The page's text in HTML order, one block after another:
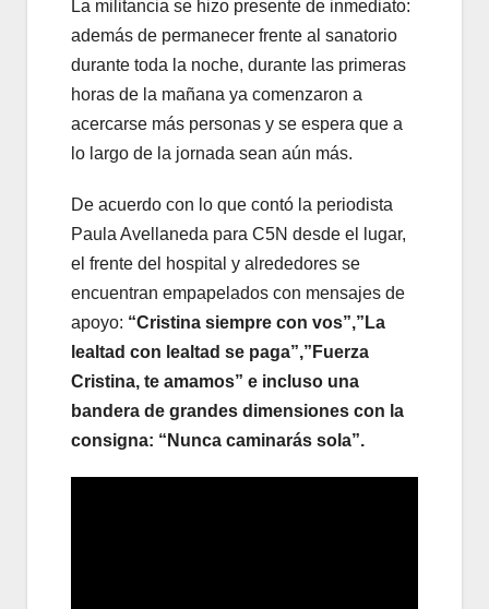
La militancia se hizo presente de inmediato:
además de permanecer frente al sanatorio
durante toda la noche, durante las primeras
horas de la mañana ya comenzaron a
acercarse más personas y se espera que a
lo largo de la jornada sean aún más.
De acuerdo con lo que contó la periodista
Paula Avellaneda para C5N desde el lugar,
el frente del hospital y alrededores se
encuentran empapelados con mensajes de
apoyo: “Cristina siempre con vos”,”La
lealtad con lealtad se paga”,”Fuerza
Cristina, te amamos” e incluso una
bandera de grandes dimensiones con la
consigna: “Nunca caminarás sola”.